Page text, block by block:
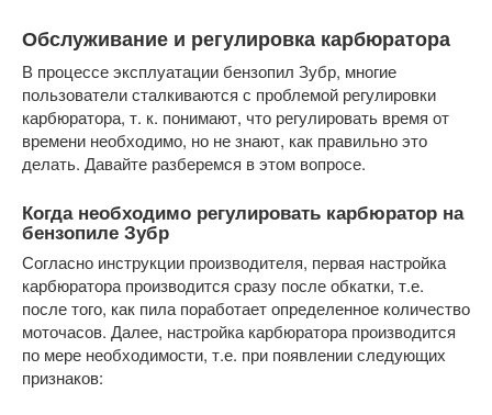
Обслуживание и регулировка карбюратора
В процессе эксплуатации бензопил Зубр, многие
пользователи сталкиваются с проблемой регулировки
карбюратора, т. к. понимают, что регулировать время от
времени необходимо, но не знают, как правильно это
делать. Давайте разберемся в этом вопросе.
Когда необходимо регулировать карбюратор на
бензопиле Зубр
Согласно инструкции производителя, первая настройка
карбюратора производится сразу после обкатки, т.е.
после того, как пила поработает определенное количество
моточасов. Далее, настройка карбюратора производится
по мере необходимости, т.е. при появлении следующих
признаков: